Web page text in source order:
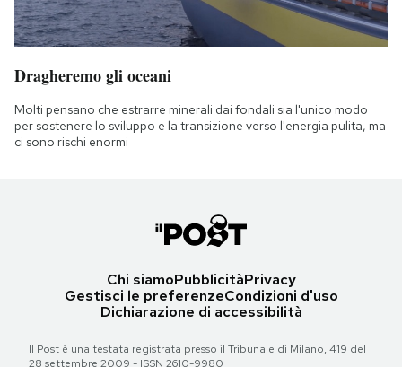
Dragheremo gli oceani
Molti pensano che estrarre minerali dai fondali sia l'unico modo
per sostenere lo sviluppo e la transizione verso l'energia pulita, ma
ci sono rischi enormi
Chi siamoPubblicitàPrivacy
Gestisci le preferenzeCondizioni d'uso
Dichiarazione di accessibilità
Il Post è una testata registrata presso il Tribunale di Milano, 419 del
28 settembre 2009 - ISSN 2610-9980